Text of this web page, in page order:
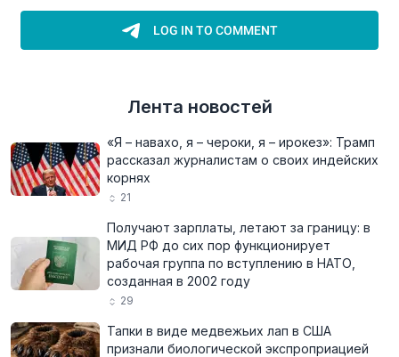
Лента новостей
«Я – навахо, я – чероки, я – ирокез»: Трамп
рассказал журналистам о своих индейских
корнях
21
Получают зарплаты, летают за границу: в
МИД РФ до сих пор функционирует
рабочая группа по вступлению в НАТО,
созданная в 2002 году
29
Тапки в виде медвежьих лап в США
признали биологической экспроприацией